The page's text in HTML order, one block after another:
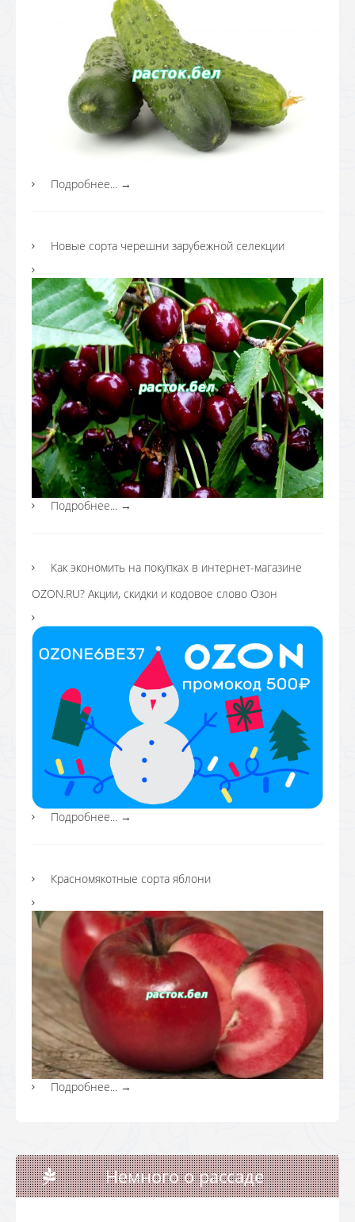
Подробнее... →
Новые сорта черешни зарубежной селекции
Подробнее... →
Как экономить на покупках в интернет-магазине
OZON.RU? Акции, скидки и кодовое слово Озон
Подробнее... →
Красномякотные сорта яблони
Подробнее... →
Немного о рассаде